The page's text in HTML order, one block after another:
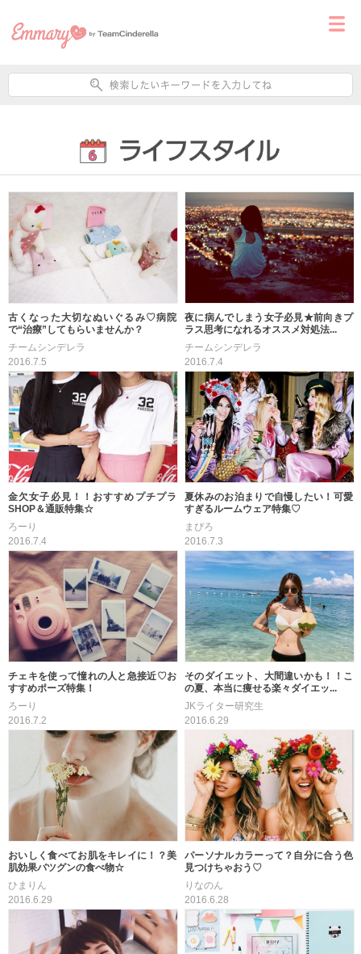
古くなった大切なぬいぐるみ♡病院
で“治療”してもらいませんか？
チームシンデレラ
2016.7.5
夜に病んでしまう女子必見★前向きプ
ラス思考になれるオススメ対処法...
チームシンデレラ
2016.7.4
金欠女子必見！！おすすめプチプラ
SHOP＆通販特集☆
ろーり
2016.7.4
夏休みのお泊まりで自慢したい！可愛
すぎるルームウェア特集♡
まぴろ
2016.7.3
チェキを使って憧れの人と急接近♡お
すすめポーズ特集！
ろーり
2016.7.2
そのダイエット、大間違いかも！！こ
の夏、本当に痩せる楽々ダイエッ...
JKライター研究生
2016.6.29
おいしく食べてお肌をキレイに！？美
肌効果バツグンの食べ物☆
ひまりん
2016.6.29
パーソナルカラーって？自分に合う色
見つけちゃおう♡
りなのん
2016.6.28